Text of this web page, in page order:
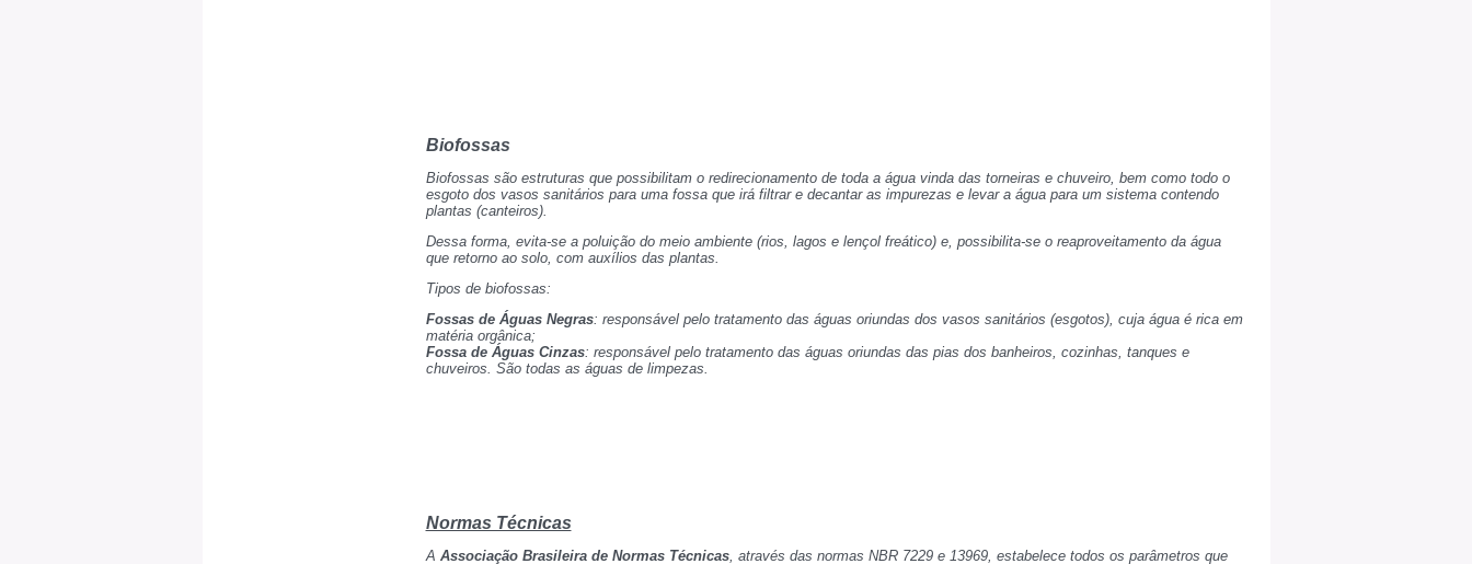
Biofossas
Biofossas são estruturas que possibilitam o redirecionamento de toda a água vinda das torneiras e chuveiro, bem como todo o
esgoto dos vasos sanitários para uma fossa que irá filtrar e decantar as impurezas e levar a água para um sistema contendo
plantas (canteiros).
Dessa forma, evita-se a poluição do meio ambiente (rios, lagos e lençol freático) e, possibilita-se o reaproveitamento da água
que retorno ao solo, com auxílios das plantas.
Tipos de biofossas:
Fossas de Águas Negras: responsável pelo tratamento das águas oriundas dos vasos sanitários (esgotos), cuja água é rica em
matéria orgânica;
Fossa de Águas Cinzas: responsável pelo tratamento das águas oriundas das pias dos banheiros, cozinhas, tanques e
chuveiros. São todas as águas de limpezas.
Normas Técnicas
A Associação Brasileira de Normas Técnicas, através das normas NBR 7229 e 13969, estabelece todos os parâmetros que